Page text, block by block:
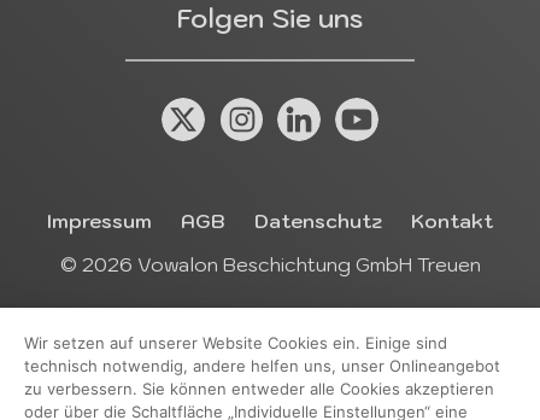
Folgen Sie uns
X (Twitter)InstagramLinkedin
Das Kleingedruckte
© 2026 Vowalon Beschichtung GmbH Treuen
Impressum AGB Datenschutz Kontakt
Wir setzen auf unserer Website Cookies ein. Einige sind
technisch notwendig, andere helfen uns, unser Onlineangebot
zu verbessern. Sie können entweder alle Cookies akzeptieren
oder über die Schaltfläche „Individuelle Einstellungen“ eine